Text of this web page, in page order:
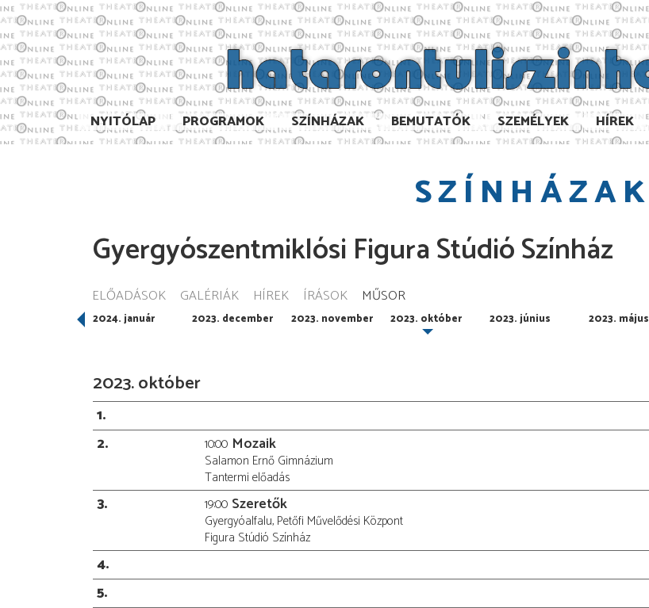
NYITÓLAP PROGRAMOK SZÍNHÁZAK BEMUTATÓK SZEMÉLYEK HÍREK
SZÍNHÁZAK
Gyergyószentmiklósi Figura Stúdió Színház
ELŐADÁSOK GALÉRIÁK HÍREK ÍRÁSOK MŰSOR
2024. január 2023. december 2023. november 2023. október 2023. június 2023. május
2023. október
1
2
10:00 Mozaik
Salamon Ernő Gimnázium
Tantermi előadás
3 19:00 Szeretők
Gyergyóalfalu, Petőfi Művelődési Központ
Figura Stúdió Színház
4
5